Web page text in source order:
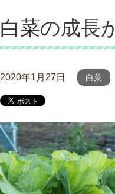
白菜の成長
2020年1月27日 白菜